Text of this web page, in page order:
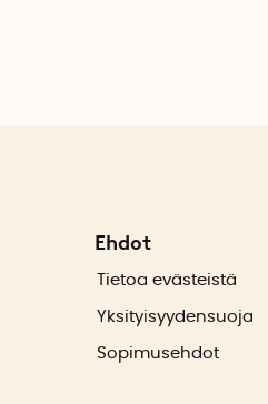
Ehdot
Tietoa evästeistä
Yksityisyydensuoja
Sopimusehdot